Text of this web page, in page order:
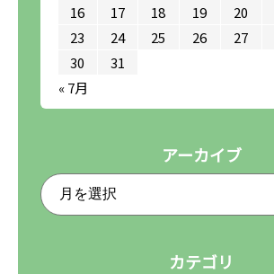
16
17 18 19 20
23
24 25 26 27
30
31
« 7月
アーカイブ
カテゴリ